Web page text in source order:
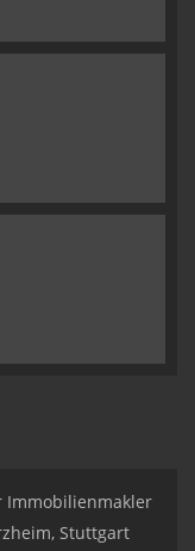
Immobilienmakler
Stuttgart